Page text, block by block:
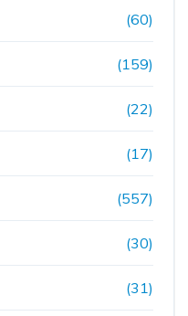
(60)
(159)
(22)
(17)
(557)
(30)
(31)